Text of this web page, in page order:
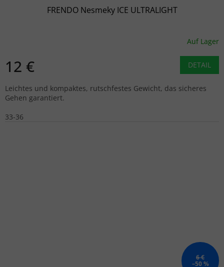
FRENDO Nesmeky ICE ULTRALIGHT
Auf Lager
12 € DETAIL
Leichtes und kompaktes, rutschfestes Gewicht, das sicheres
Gehen garantiert.
33-36
6 €
–50 %